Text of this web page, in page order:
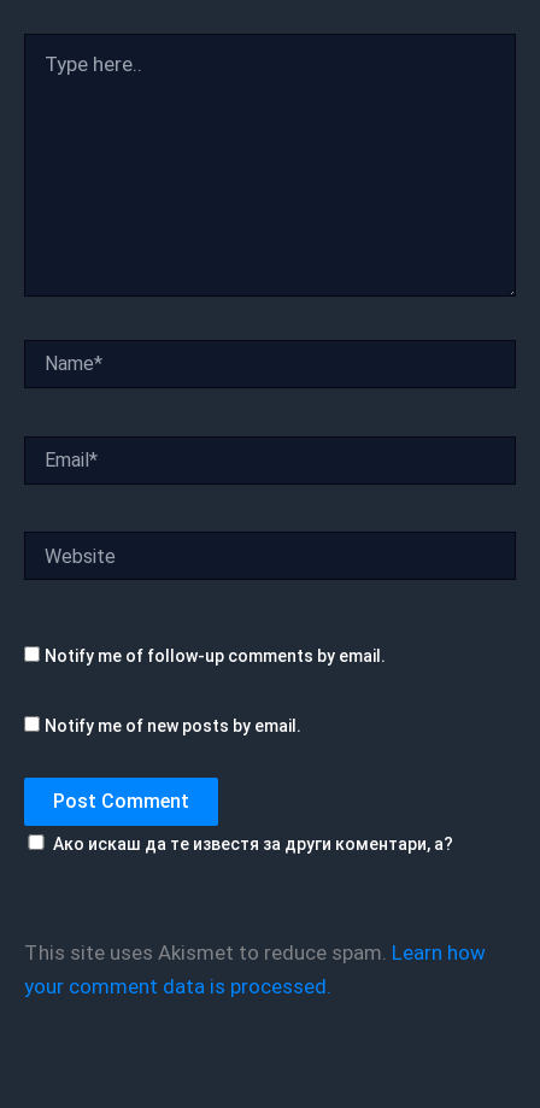
here..
Notify me of follow-up comments by email.
Notify me of new posts by email.
Ако искаш да те известя за други коментари, а?
This site uses Akismet to reduce spam. Learn how
your comment data is processed.